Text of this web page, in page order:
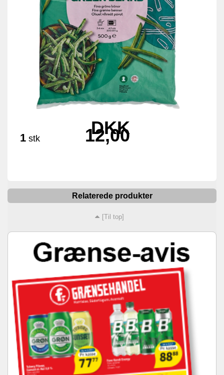
1 stk
DKK
12,00
Relaterede produkter
[Til top]